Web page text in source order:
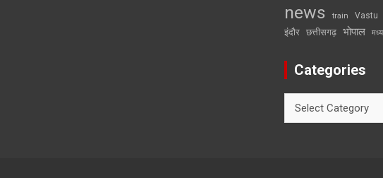
news
train Vastu
इंदौर छत्तीसगढ़ भोपाल
Categories